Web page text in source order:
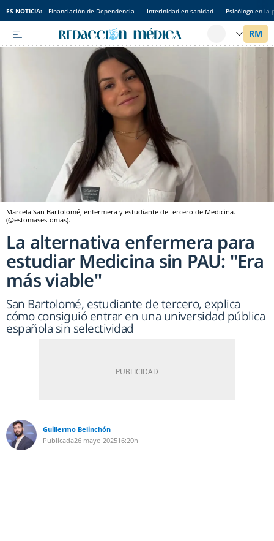
ES NOTICIA: Financiación de Dependencia Interinidad en sanidad Psicólogo en la
Marcela San Bartolomé, enfermera y estudiante de tercero de Medicina.
(@estomasestomas).
La alternativa enfermera para
estudiar Medicina sin PAU: "Era
más viable"
San Bartolomé, estudiante de tercero, explica
cómo consiguió entrar en una universidad pública
española sin selectividad
Guillermo Belinchón
Publicada26 mayo 202516:20h